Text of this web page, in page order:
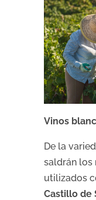
Vinos
De la
saldrán los
utilizados
Castillo de